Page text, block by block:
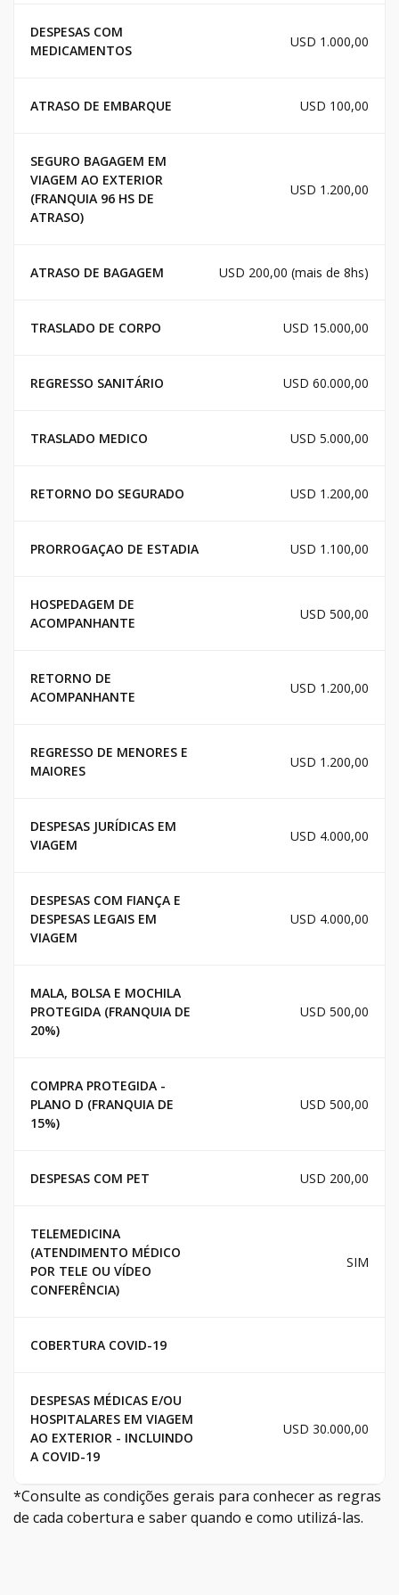
DESPESAS COM
MEDICAMENTOS
USD 1.000,00
ATRASO DE EMBARQUE USD 100,00
SEGURO BAGAGEM EM
VIAGEM AO EXTERIOR
(FRANQUIA 96 HS DE
ATRASO)
USD 1.200,00
ATRASO DE BAGAGEM USD 200,00 (mais de 8hs)
TRASLADO DE CORPO USD 15.000,00
REGRESSO SANITÁRIO USD 60.000,00
TRASLADO MEDICO USD 5.000,00
RETORNO DO SEGURADO USD 1.200,00
PRORROGAÇAO DE ESTADIA USD 1.100,00
HOSPEDAGEM DE
ACOMPANHANTE
USD 500,00
RETORNO DE
ACOMPANHANTE
USD 1.200,00
REGRESSO DE MENORES E
MAIORES
USD 1.200,00
DESPESAS JURÍDICAS EM
VIAGEM
USD 4.000,00
DESPESAS COM FIANÇA E
DESPESAS LEGAIS EM
VIAGEM
USD 4.000,00
MALA, BOLSA E MOCHILA
PROTEGIDA (FRANQUIA DE
20%)
USD 500,00
COMPRA PROTEGIDA -
PLANO D (FRANQUIA DE
15%)
USD 500,00
DESPESAS COM PET USD 200,00
TELEMEDICINA
(ATENDIMENTO MÉDICO
POR TELE OU VÍDEO
CONFERÊNCIA)
SIM
COBERTURA COVID-19
DESPESAS MÉDICAS E/OU
HOSPITALARES EM VIAGEM
AO EXTERIOR - INCLUINDO
A COVID-19
USD 30.000,00
*Consulte as condições gerais para conhecer as regras
de cada cobertura e saber quando e como utilizá-las.